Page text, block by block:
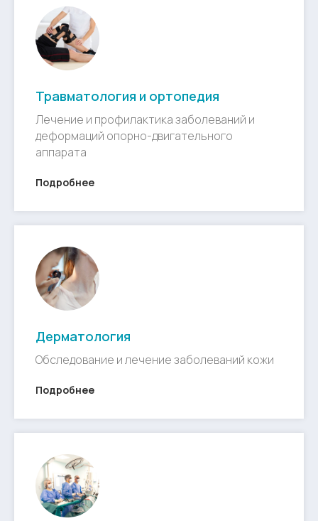
Травматология и ортопедия
Лечение и профилактика заболеваний и
деформаций опорно-двигательного
аппарата
Подробнее
Дерматология
Обследование и лечение заболеваний кожи
Подробнее